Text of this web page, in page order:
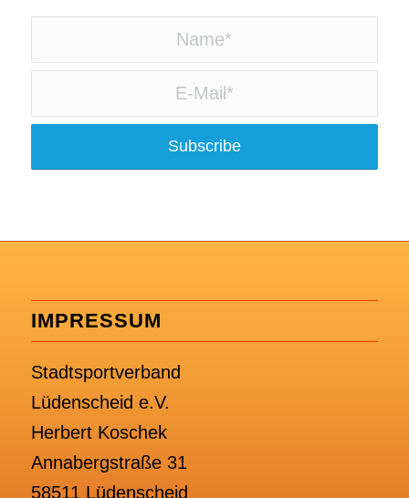
IMPRESSUM
Stadtsportverband
Lüdenscheid e.V.
Herbert Koschek
Annabergstraße 31
58511 Lüdenscheid